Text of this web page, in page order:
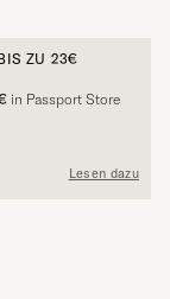
ZU 23€
in Passport Store
Lesen dazu